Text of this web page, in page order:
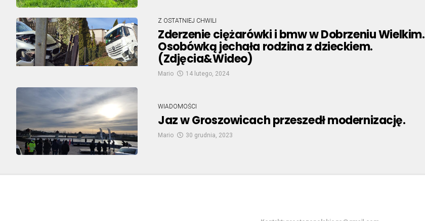
Z OSTATNIEJ CHWILI
Zderzenie ciężarówki i bmw w Dobrzeniu Wielkim.
Osobówką jechała rodzina z dzieckiem.
(Zdjęcia&Wideo)
Mario 14 lutego, 2024
WIADOMOŚCI
Jaz w Groszowicach przeszedł modernizację.
Mario 30 grudnia, 2023